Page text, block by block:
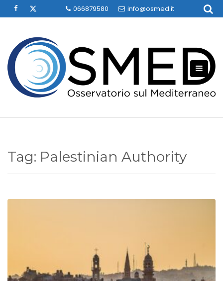
to
066879580 info@osmed.it
Tag: Palestinian Authority